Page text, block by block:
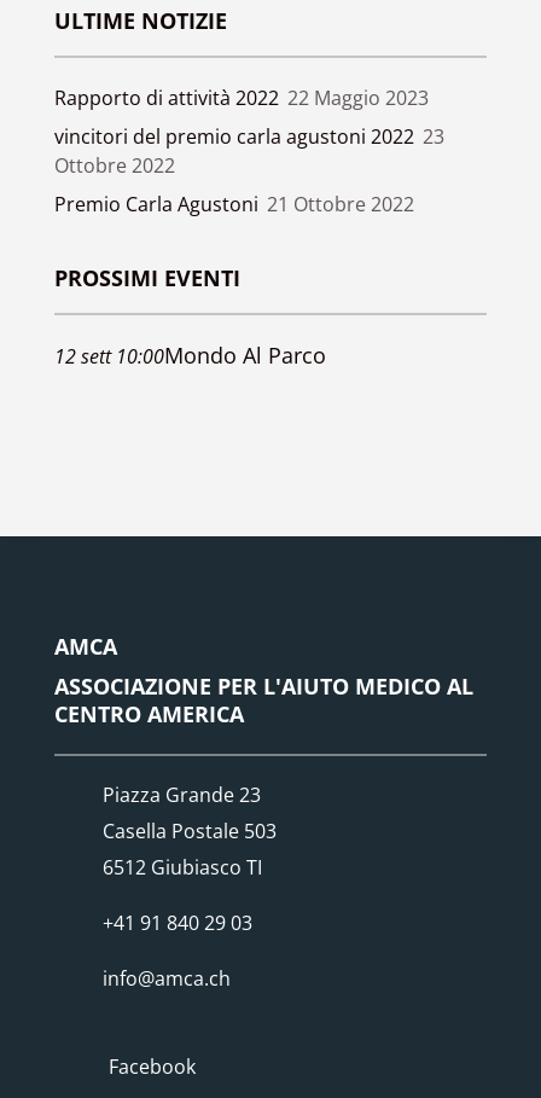
ULTIME NOTIZIE
Rapporto di attività 2022 22 Maggio 2023
vincitori del premio carla agustoni 2022 23
Ottobre 2022
Premio Carla Agustoni 21 Ottobre 2022
PROSSIMI EVENTI
12sett 10:00Mondo Al Parco
AMCA
ASSOCIAZIONE PER L'AIUTO MEDICO AL
CENTRO AMERICA
Piazza Grande 23
Casella Postale 503
6512 Giubiasco TI
+41 91 840 29 03
info@amca.ch
Facebook